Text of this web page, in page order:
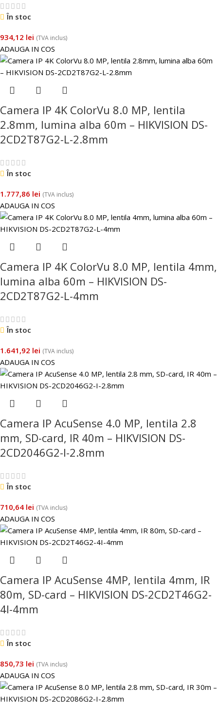
În stoc
934,12 lei (TVA inclus)
ADAUGA IN COS
Camera IP 4K ColorVu 8.0 MP, lentila
2.8mm, lumina alba 60m – HIKVISION DS-
2CD2T87G2-L-2.8mm
În stoc
1.777,86 lei (TVA inclus)
ADAUGA IN COS
Camera IP 4K ColorVu 8.0 MP, lentila 4mm,
lumina alba 60m – HIKVISION DS-
2CD2T87G2-L-4mm
În stoc
1.641,92 lei (TVA inclus)
ADAUGA IN COS
Camera IP AcuSense 4.0 MP, lentila 2.8
mm, SD-card, IR 40m – HIKVISION DS-
2CD2046G2-I-2.8mm
În stoc
710,64 lei (TVA inclus)
ADAUGA IN COS
Camera IP AcuSense 4MP, lentila 4mm, IR
80m, SD-card – HIKVISION DS-2CD2T46G2-
4I-4mm
În stoc
850,73 lei (TVA inclus)
ADAUGA IN COS